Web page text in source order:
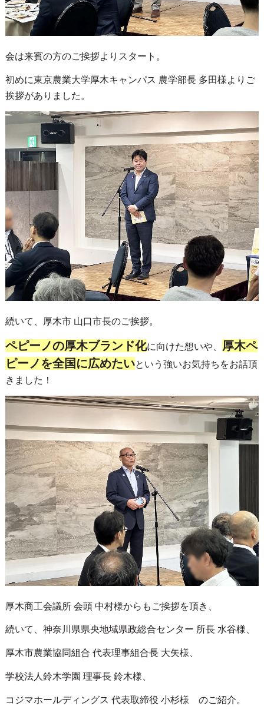
会は来賓の方のご挨拶よりスタート。
初めに東京農業大学厚木キャンパス 農学部長 多田様よりご
挨拶がありました。
続いて、厚木市 山口市長のご挨拶。
ペピーノの厚木ブランド化に向けた想いや、
厚木ペ
ピーノを全国に広めたいという強いお気持ちをお話頂
きました！
厚木商工会議所 会頭 中村様からもご挨拶を頂き、
続いて、神奈川県県央地域県政総合センター 所長 水谷様、
厚木市農業協同組合 代表理事組合長 大矢様、
学校法人鈴木学園 理事長 鈴木様、
コジマホールディングス 代表取締役 小杉様 のご紹介。